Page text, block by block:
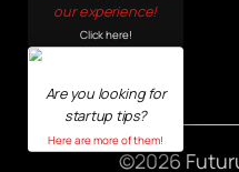
our experience!
Click here!
Are you looking for
startup tips?
Here are more of them!
©2026